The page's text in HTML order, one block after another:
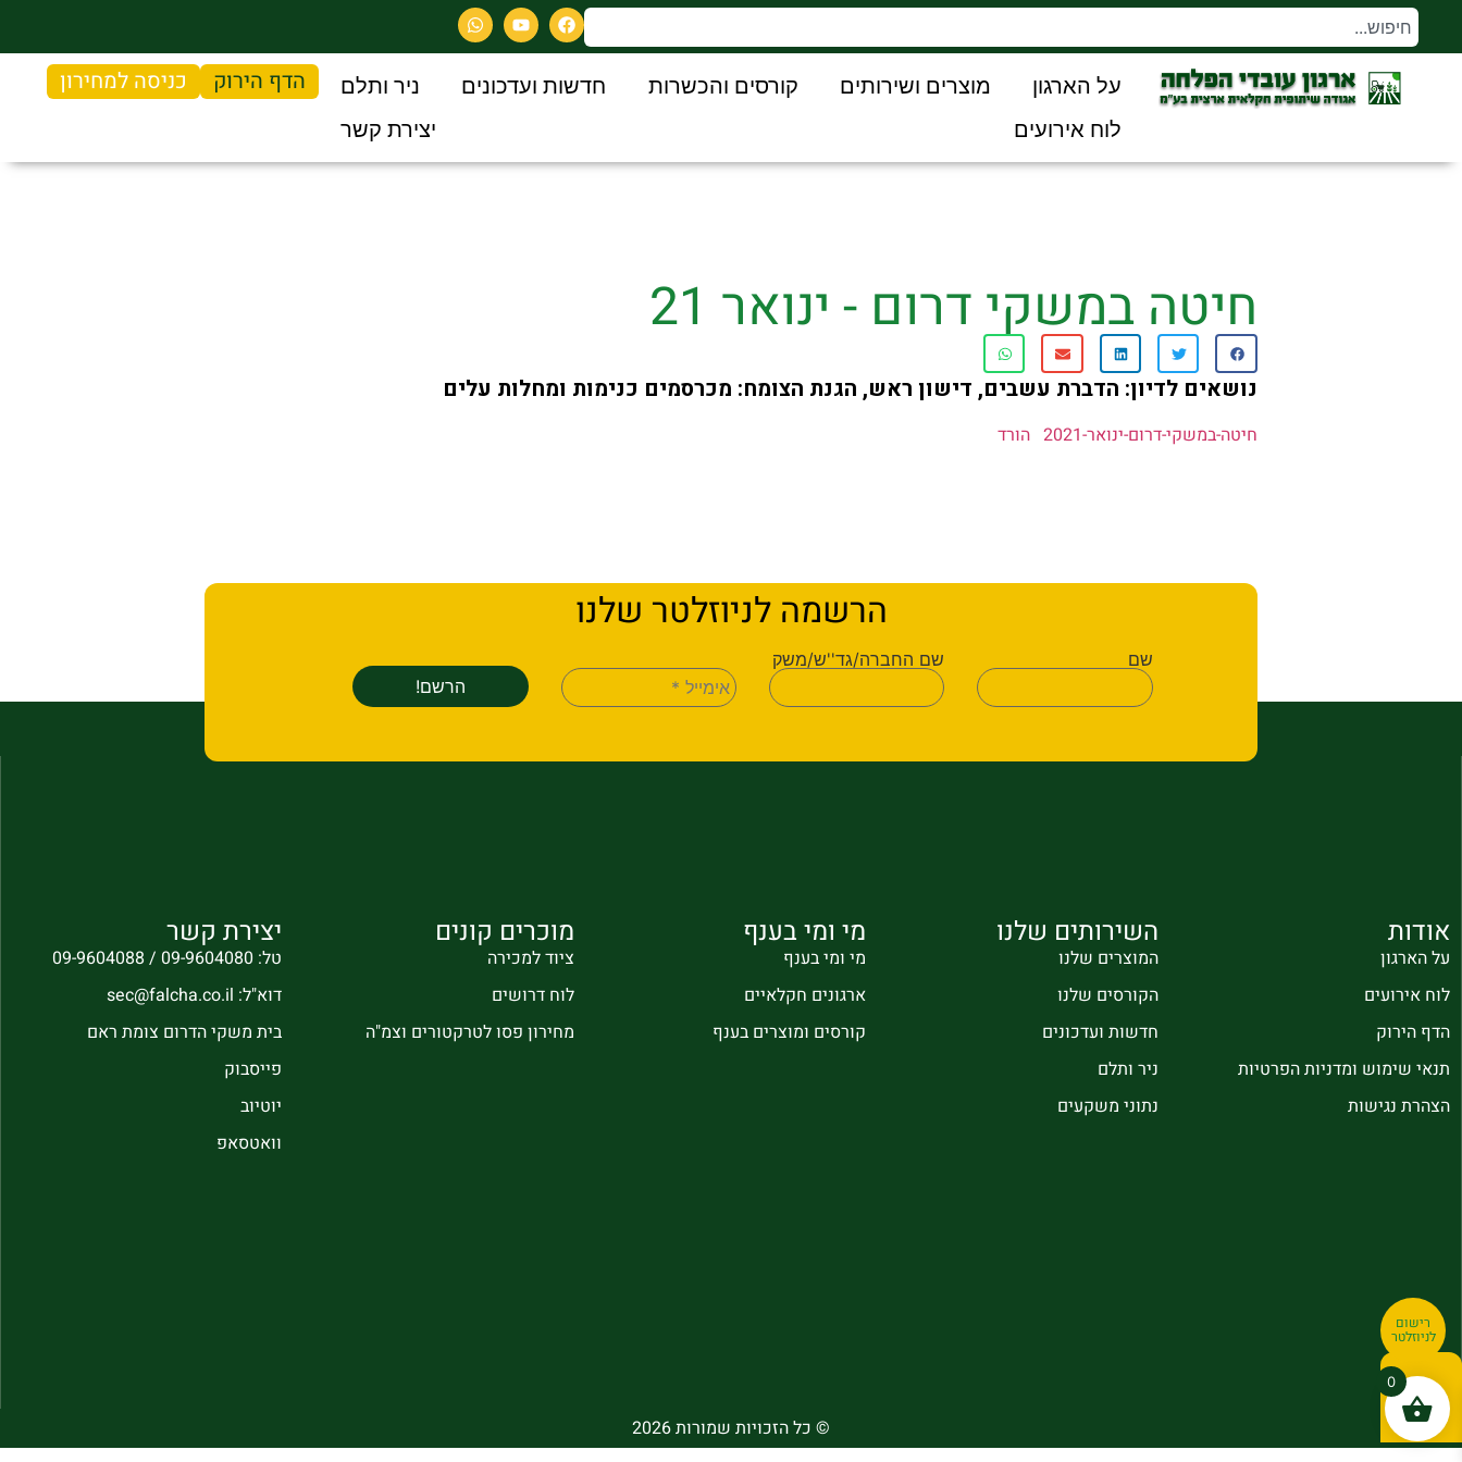
על הארגון מוצרים ושירותים קורסים והכשרות חדשות ועדכונים
ניר ותלם
לוח אירועים
יצירת קשר
הדף הירוק כניסה למחירון
חיטה במשקי דרום - ינואר 21
נושאים לדיון: הדברת עשבים, דישון ראש, הגנת הצומח: מכרסמים כנימות ומחלות עלים
חיטה-במשקי-דרום-ינואר-2021 הורד
הרשמה לניוזלטר שלנו
שם שם החברה/גד''ש/משק
אודות
על הארגון
לוח אירועים
הדף הירוק
תנאי שימוש ומדניות הפרטיות
הצהרת נגישות
השירותים שלנו
המוצרים שלנו
הקורסים שלנו
חדשות ועדכונים
ניר ותלם
נתוני משקעים
מי ומי בענף
מי ומי בענף
ארגונים חקלאיים
קורסים ומוצרים בענף
מוכרים קונים
ציוד למכירה
לוח דרושים
מחירון פסו לטרקטורים וצמ"ה
יצירת קשר
טל: 09-9604080 / 09-9604088
דוא"ל: sec@falcha.co.il
בית משקי הדרום צומת ראם
פייסבוק
יוטיוב
וואטסאפ
© כל הזכויות שמורות 2026
רישום
לניוזלטר
0